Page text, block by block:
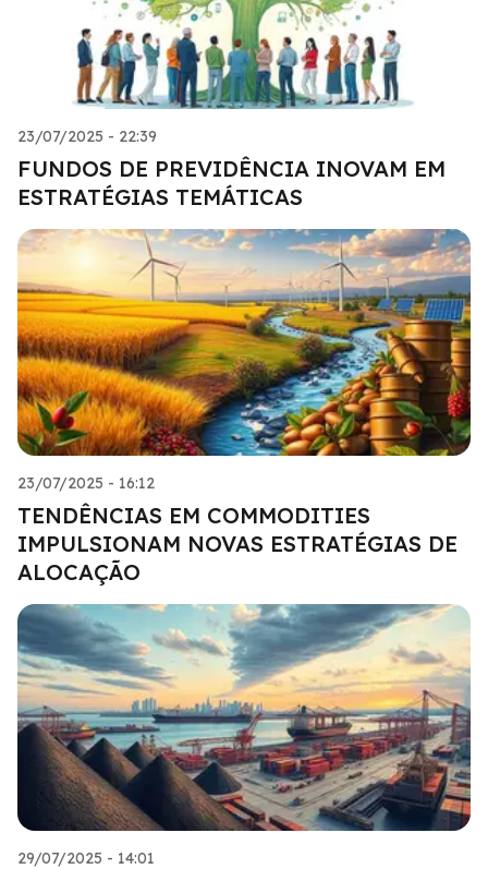
23/07/2025 - 22:39
FUNDOS DE PREVIDÊNCIA INOVAM EM
ESTRATÉGIAS TEMÁTICAS
23/07/2025 - 16:12
TENDÊNCIAS EM COMMODITIES
IMPULSIONAM NOVAS ESTRATÉGIAS DE
ALOCAÇÃO
29/07/2025 - 14:01